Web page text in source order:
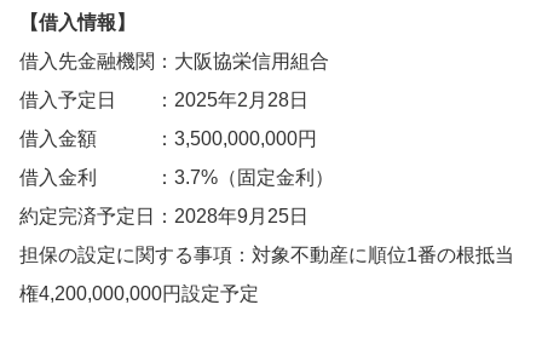
【借入情報】
借入先金融機関：大阪協栄信用組合
借入予定日 ：2025年2月28日
借入金額 ：3,500,000,000円
借入金利 ：3.7%（固定金利）
約定完済予定日：2028年9月25日
担保の設定に関する事項：対象不動産に順位1番の根抵当
権4,200,000,000円設定予定